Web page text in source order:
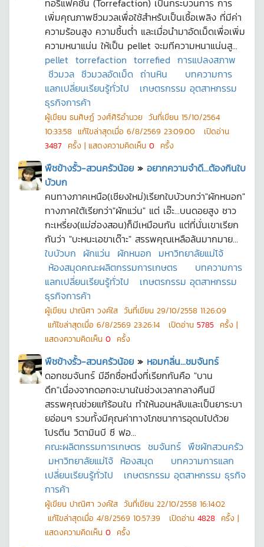
ทอริแฟคชั่น (Torrefaction) เป็นกระบวนการ การ
เพิ่มคุณภาพชีวมวลเพื่อใช้สำหรับเป็นเชื้อเพลิง ที่มีค่า
ความร้อนสูง ความชื้นต่ำ และเมื่อนำมาอัดเม็ดเพื่อเพิ่ม
ความหนาแน่น ให้เป็น pellet จะมทีความหนาแน่นสู...
pellet torrefaction torrefied การแปลงสภาพ
ชีวมวล ชีวมวลอัดเม็ด ถ่านหิน
บทความการ
แลกเปลี่ยนเรียนรู้ทั่วไป
เกษตรกรรม อุตสาหกรรม
ธุรกิจการค้า
ผู้เขียน ธนศิษฏ์ วงศ์ศิริอำนวย วันที่เขียน 15/10/2564
10:33:58 แก้ไขล่าสุดเมื่อ 6/8/2569 23:09:00 เปิดอ่าน
3487 ครั้ง | แสดงความคิดเห็น 0 ครั้ง
พืชข้างรั้ว-สวนครัวน้อย » อยากความจำดี...ต้องกินใบ
บัวบก
คนทางภาคเหนือ(เชียงใหม่)เรียกใบบัวบกว่า"ผักหนอก"
ทางภาคใต้เรียกว่า"ผักแว่น" แต่ เอ๊ะ...บนดอยสูง ชาว
กะเหรี่ยง(แม่ฮ่องสอน)ก็มีเหมือนกัน แต่ที่นั่นเขาเรียก
กันว่า "บะหนะเอขาเด๊าะ" สรรพคุณเหลือล้นมากมาย...
ใบบัวบก ผักแว่น ผักหนอก มหาวิทยาลัยแม่โจ้
ห้องสมุดคณะผลิตกรรมการเกษตร
บทความการ
แลกเปลี่ยนเรียนรู้ทั่วไป
เกษตรกรรม อุตสาหกรรม
ธุรกิจการค้า
ผู้เขียน ปาณิศา วงค์ใส วันที่เขียน 29/10/2558 11:26:09
แก้ไขล่าสุดเมื่อ 6/8/2569 23:26:14 เปิดอ่าน 5785 ครั้ง |
แสดงความคิดเห็น 0 ครั้ง
พืชข้างรั้ว-สวนครัวน้อย » หอมกลิ่น...ชมจันทร์
ดอกชมจันทร์ มีอีกชื่อหนึ่งที่เรียกกันคือ "บาน
ดึก"เนื่องจากดอกจะบานในช่วงเวลากลางคืนมี
สรรพคุณช่วยแก้ร้อนใน ทำให้นอนหลับและเป็นยาระบา
ยอ่อนๆ รวมทั้งมีคุณค่าทางโภชนาการอุดมไปด้วย
โปรตีน วิตามินบี ซี ฟอ...
คณะผลิตกรรมการเกษตร ชมจันทร์ พืชผักสวนครัว
มหาวิทยาลัยแม่โจ้ ห้องสมุด
บทความการแลก
เปลี่ยนเรียนรู้ทั่วไป
เกษตรกรรม อุตสาหกรรม ธุรกิจ
การค้า
ผู้เขียน ปาณิศา วงค์ใส วันที่เขียน 22/10/2558 16:14:02
แก้ไขล่าสุดเมื่อ 4/8/2569 10:57:39 เปิดอ่าน 4828 ครั้ง |
แสดงความคิดเห็น 0 ครั้ง